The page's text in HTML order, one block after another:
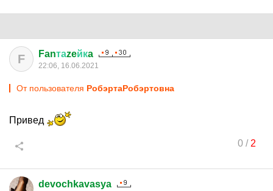
F Fanтаzeйкa
22:06, 16.06.2021
От пользователя PoбэртаPoбэртовна
Привед
0/ 2
devochkavasya